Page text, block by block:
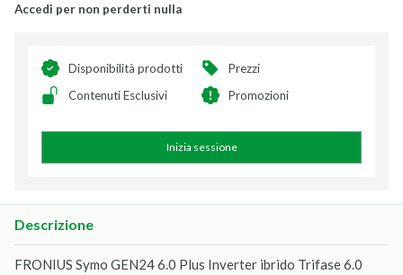
Accedi per non perderti nulla
Disponibilità prodotti
Prezzi
Contenuti Esclusivi
Promozioni
Inizia sessione
Descrizione
FRONIUS Symo GEN24 6.0 Plus Inverter ibrido Trifase 6.0